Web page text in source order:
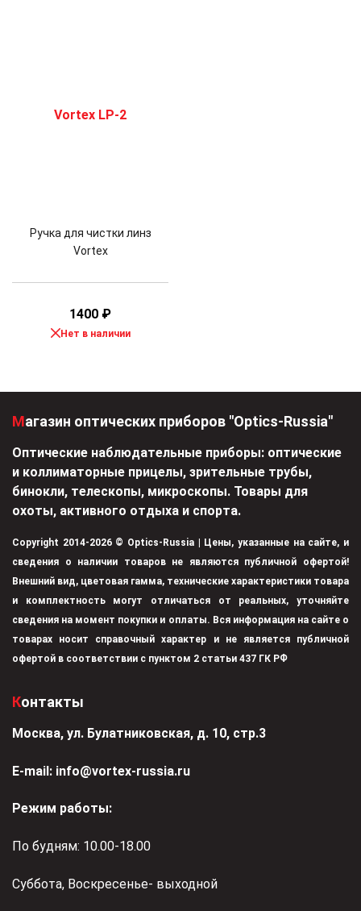
Ручка для чистки линз
Vortex
1400 ₽
Нет в наличии
Магазин оптических приборов "Optics-Russia"
Оптические наблюдательные приборы: оптические
и коллиматорные прицелы, зрительные трубы,
бинокли, телескопы, микроскопы. Товары для
охоты, активного отдыха и спорта.
Copyright 2014-2026 © Optics-Russia | Цены, указанные на сайте, и
сведения о наличии товаров не являются публичной офертой!
Внешний вид, цветовая гамма, технические характеристики товара
и комплектность могут отличаться от реальных, уточняйте
сведения на момент покупки и оплаты. Вся информация на сайте о
товарах носит справочный характер и не является публичной
офертой в соответствии с пунктом 2 статьи 437 ГК РФ
Контакты
Москва, ул. Булатниковская, д. 10, стр.3
Е-mail: info@vortex-russia.ru
Режим работы:
По будням: 10.00-18.00
Суббота, Воскресенье- выходной